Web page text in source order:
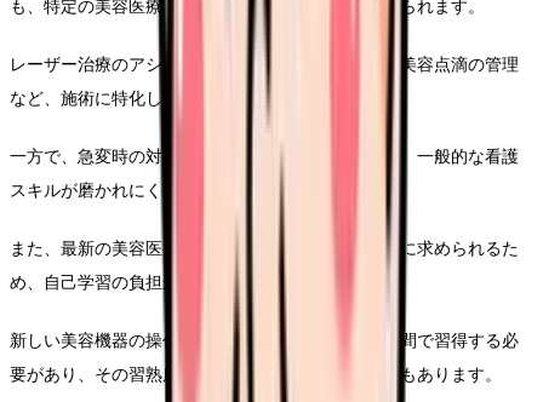
も、特定の美容医療に関する専門的なスキルが求められます。
レーザー治療のアシスト、ボトックス注射の準備、美容点滴の管理
など、施術に特化したスキルが中心となります。
一方で、急変時の対応力や幅広い疾患への知識など、一般的な看護
スキルが磨かれにくい環境でもあります。
また、最新の美容医療技術やトレンドへの対応が常に求められるた
め、自己学習の負担が大きいことも特徴です。
新しい美容機器の操作方法や施術プロトコルを短期間で習得する必
要があり、その習熟度によって評価が分かれることもあります。